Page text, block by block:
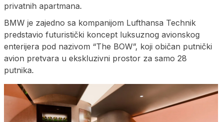
privatnih apartmana.
BMW je zajedno sa kompanijom Lufthansa Technik
predstavio futuristički koncept luksuznog avionskog
enterijera pod nazivom “The BOW”, koji običan putnički
avion pretvara u ekskluzivni prostor za samo 28
putnika.